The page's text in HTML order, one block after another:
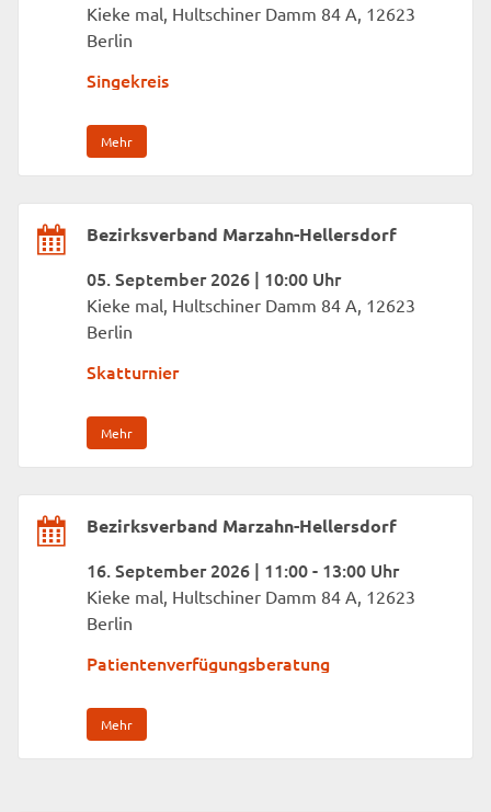
Kieke mal, Hultschiner Damm 84 A, 12623
Berlin
Singekreis
Mehr
Bezirksverband Marzahn-Hellersdorf
05. September 2026 | 10:00 Uhr
Kieke mal, Hultschiner Damm 84 A, 12623
Berlin
Skatturnier
Mehr
Bezirksverband Marzahn-Hellersdorf
16. September 2026 | 11:00 - 13:00 Uhr
Kieke mal, Hultschiner Damm 84 A, 12623
Berlin
Patientenverfügungsberatung
Mehr